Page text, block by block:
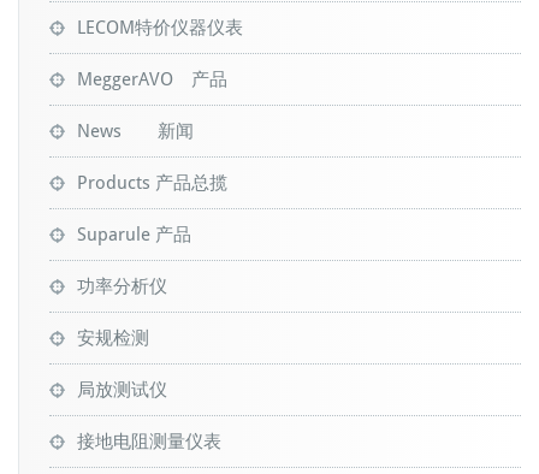
LECOM特价仪器仪表
MeggerAVO 产品
News 新闻
Products 产品总揽
Suparule 产品
功率分析仪
安规检测
局放测试仪
接地电阻测量仪表